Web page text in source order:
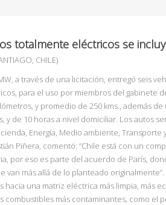
totalmente eléctricos se
CHILE)
a través de una licitación, entregó seis
para el uso por miembros del gabinete
y promedio de 250 kms., además
y de 10 horas a nivel domiciliar. Los autos
Energía, Medio ambiente, Transporte
Piñera, comentó: “Chile está con un
por eso es parte del acuerdo de París,
van más allá de lo planteado
hacia una matriz eléctrica más limpia, más
combustibles más contaminantes, como el